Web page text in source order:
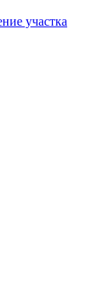
участка